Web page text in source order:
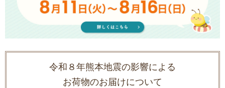
令和８年熊本地震の影響による
お荷物のお届けについて